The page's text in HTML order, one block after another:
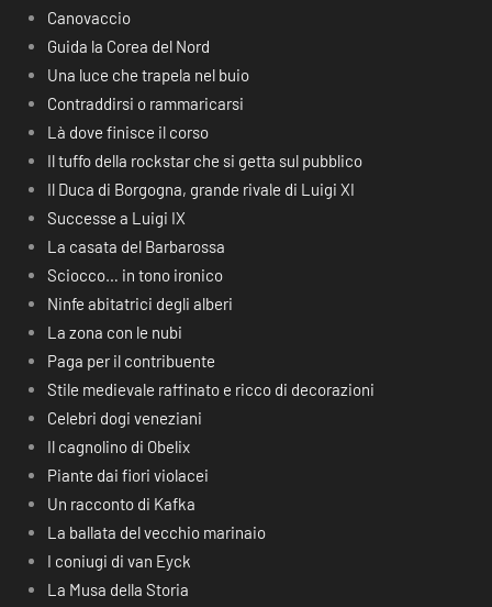
Canovaccio
Guida la Corea del Nord
Una luce che trapela nel buio
Contraddirsi o rammaricarsi
Là dove finisce il corso
Il tuffo della rockstar che si getta sul pubblico
Il Duca di Borgogna, grande rivale di Luigi XI
Successe a Luigi IX
La casata del Barbarossa
Sciocco… in tono ironico
Ninfe abitatrici degli alberi
La zona con le nubi
Paga per il contribuente
Stile medievale raffinato e ricco di decorazioni
Celebri dogi veneziani
Il cagnolino di Obelix
Piante dai fiori violacei
Un racconto di Kafka
La ballata del vecchio marinaio
I coniugi di van Eyck
La Musa della Storia